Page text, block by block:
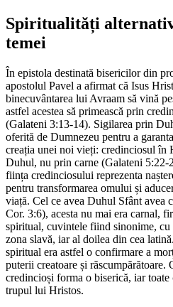
Spiritualități
temei
În epistola destinată bisericilor din
apostolul Pavel a afirmat că Isus
binecuvântarea lui Avraam să vină
astfel acestea să primească prin
(Galateni 3:13-14). Sigilarea prin
oferită de Dumnezeu pentru a
creația unei noi vieți: credinciosul în
Duhul, nu prin carne (Galateni 5:22-
ființa credinciosului reprezenta
pentru transformarea omului și
viață. Cel ce avea Duhul Sfânt avea
Cor. 3:6), acesta nu mai era carnal,
spiritual, cuvintele fiind sinonime,
zona slavă, iar al doilea din cea
spiritual era astfel o confirmare a
puterii creatoare și răscumpărătoare.
credincioși forma o biserică, iar
trupul lui Hristos.